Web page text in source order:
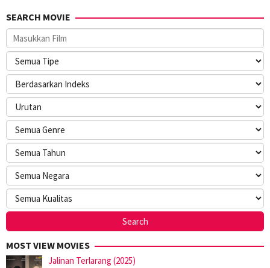
SEARCH MOVIE
MOST VIEW MOVIES
Jalinan Terlarang (2025)